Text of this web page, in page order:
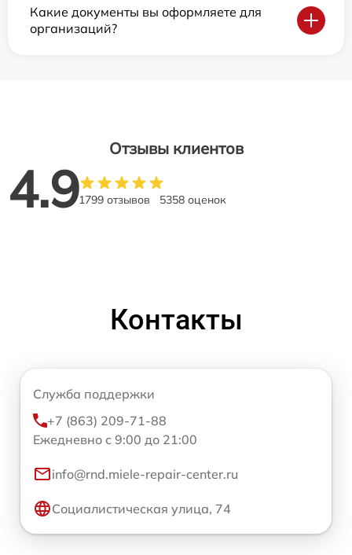
Какие документы вы оформляете для
организаций?
Отзывы клиентов
4.91799 отзывов 5358 оценок
Контакты
Служба поддержки
+7 (863) 209-71-88
Ежедневно с 9:00 до 21:00
info@rnd.miele-repair-center.ru
Социалистическая улица, 74